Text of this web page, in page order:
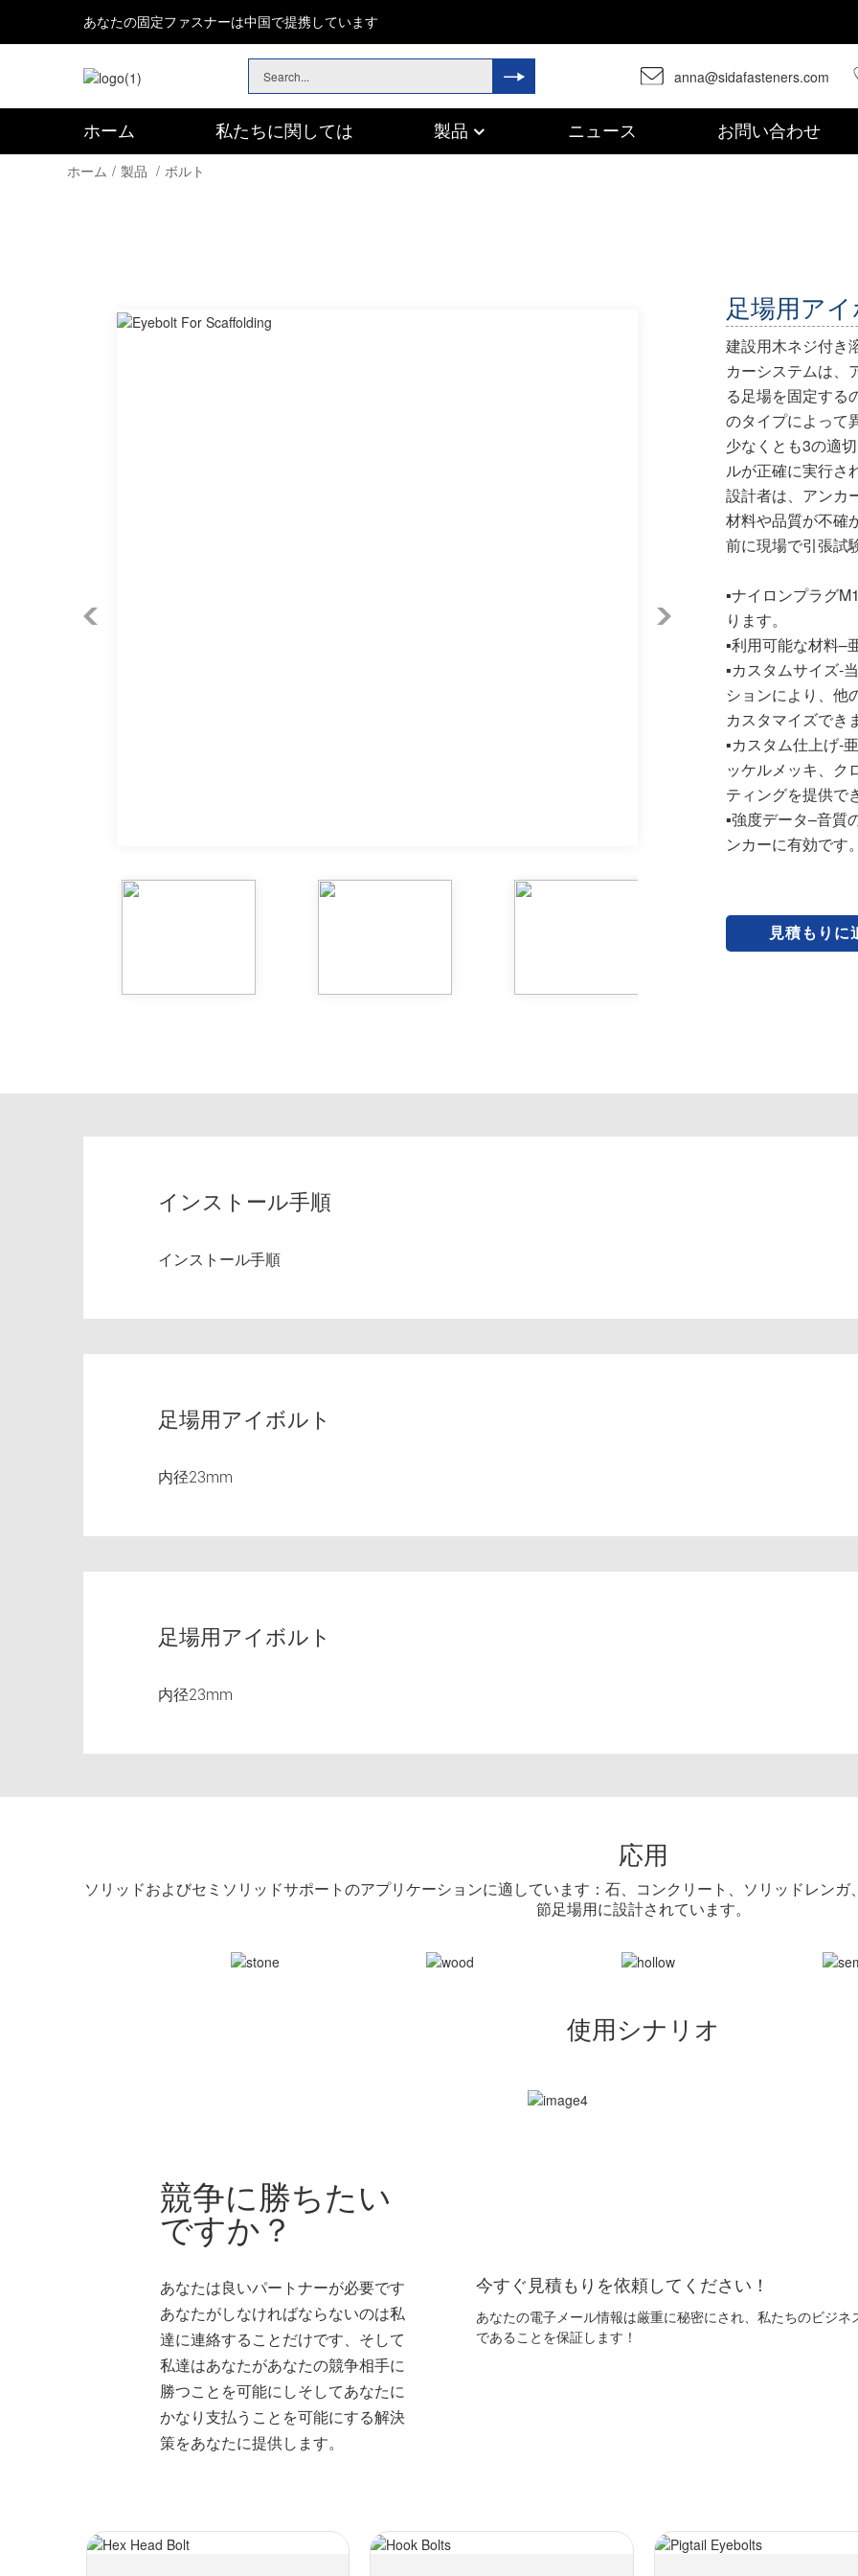
あなたの固定ファスナーは中国で提携しています
anna@sidafasteners.com
ホーム 私たちに関しては 製品 ニュース お問い合わせ
ホーム 製品 ボルト
足場用ア
建設用木ネジ付き
カーシステムは、
る足場を固定する
のタイプによって
少なくとも3の適
ルが正確に実行さ
設計者は、アンカ
材料や品質が不確
前に現場で引張試
▪ナイロンプラグ
ります。
▪利用可能な材料–
▪カスタムサイズ-
ションにより、他
カスタマイズでき
▪カスタム仕上げ-
ッケルメッキ、ク
ティングを提供で
▪強度データ–音質
ンカーに有効です
見積もりに
インストール手順
インストール手順
足場用アイボルト
内径23mm
足場用アイボルト
内径23mm
応用
ソリッドおよびセミソリッドサポートのアプリケーションに適しています：石、コンクリート、ソリッドレン
節足場用に設計されています。
使用シナリオ
競争に勝ちたい
ですか？
あなたは良いパートナーが必要です
あなたがしなければならないのは私
達に連絡することだけです、そして
私達はあなたがあなたの競争相手に
勝つことを可能にしそしてあなたに
かなり支払うことを可能にする解決
策をあなたに提供します。
今すぐ見積もりを依頼してください！
あなたの電子メール情報は厳重に秘密にされ、私たちのビジ
であることを保証します！